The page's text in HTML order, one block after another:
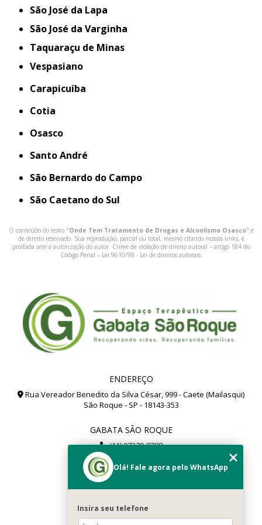
São José da Lapa
São José da Varginha
Taquaraçu de Minas
Vespasiano
Carapicuíba
Cotia
Osasco
Santo André
São Bernardo do Campo
São Caetano do Sul
O conteúdo do texto "Onde Tem Tratamento de Drogas e Alcoolismo Osasco" é
de direito reservado. Sua reprodução, parcial ou total, mesmo citando nossos links, é
proibida sem a autorização do autor. Crime de violação de direito autoral – artigo 184 do
Código Penal – Lei 9610/98 - Lei de direitos autorais.
ENDEREÇO
Rua Vereador Benedito da Silva César, 999 - Caete (Mailasqui)
São Roque - SP - 18143-353
GABATA SÃO ROQUE
(11) 97279-8788
(11) 99112-8504
gabata@gabata.com.br
Home
Olá! Fale agora pelo WhatsApp
Insira seu telefone